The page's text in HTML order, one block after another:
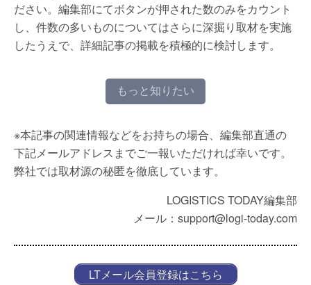
ださい。編集部にてボタンが押された数のみをカウント
し、件数の多いものについてはさらに深掘り取材を実施
したうえで、詳細記事の掲載を積極的に検討します。
もっと知りたい
※本記事の関連情報などをお持ちの場合、編集部直通の
下記メールアドレスまでご一報いただければ幸いです。
弊社では取材源の秘匿を徹底しています。
LOGISTICS TODAY編集部
メール：support@logi-today.com
LTメール会員登録はこちら